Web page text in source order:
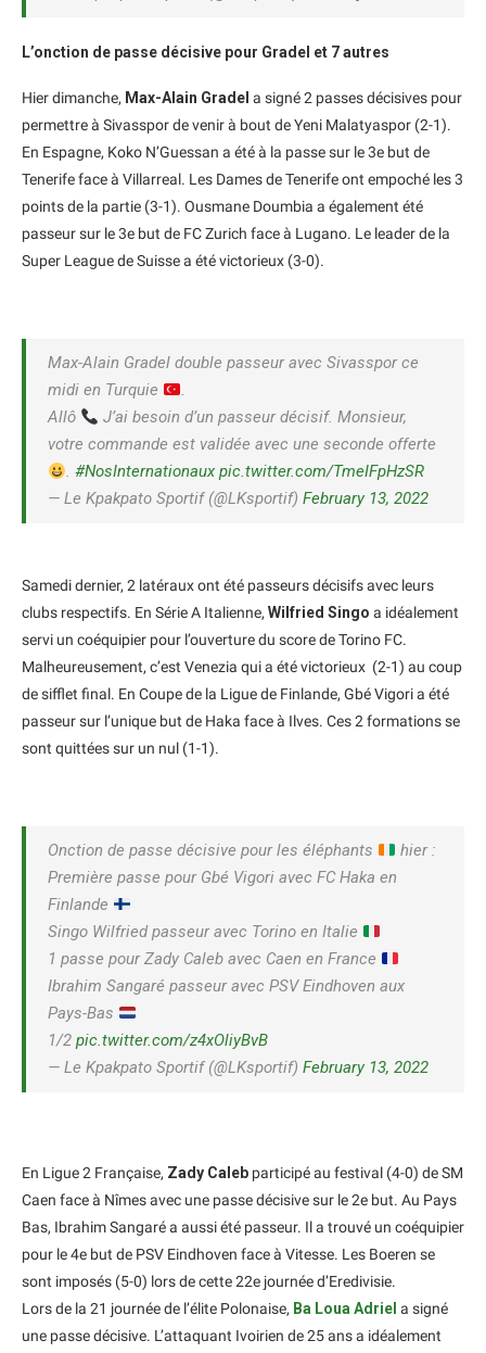
L’onction de passe décisive pour Gradel et 7 autres
Hier dimanche, Max-Alain Gradel a signé 2 passes décisives pour
permettre à Sivasspor de venir à bout de Yeni Malatyaspor (2-1).
En Espagne, Koko N’Guessan a été à la passe sur le 3e but de
Tenerife face à Villarreal. Les Dames de Tenerife ont empoché les 3
points de la partie (3-1). Ousmane Doumbia a également été
passeur sur le 3e but de FC Zurich face à Lugano. Le leader de la
Super League de Suisse a été victorieux (3-0).
Max-Alain Gradel double passeur avec Sivasspor ce
midi en Turquie
.
Allô
J’ai besoin d’un passeur décisif. Monsieur,
votre commande est validée avec une seconde offerte
.#NosInternationaux pic.twitter.com/TmeIFpHzSR
— Le Kpakpato Sportif (@LKsportif) February 13, 2022
Samedi dernier, 2 latéraux ont été passeurs décisifs avec leurs
clubs respectifs. En Série A Italienne, Wilfried Singo a idéalement
servi un coéquipier pour l’ouverture du score de Torino FC.
Malheureusement, c’est Venezia qui a été victorieux (2-1) au coup
de sifflet final. En Coupe de la Ligue de Finlande, Gbé Vigori a été
passeur sur l’unique but de Haka face à Ilves. Ces 2 formations se
sont quittées sur un nul (1-1).
Onction de passe décisive pour les éléphants
hier :
Première passe pour Gbé Vigori avec FC Haka en
Finlande
Singo Wilfried passeur avec Torino en Italie
1 passe pour Zady Caleb avec Caen en France
Ibrahim Sangaré passeur avec PSV Eindhoven aux
Pays-Bas
1/2 pic.twitter.com/z4xOliyBvB
— Le Kpakpato Sportif (@LKsportif) February 13, 2022
En Ligue 2 Française, Zady Caleb participé au festival (4-0) de SM
Caen face à Nîmes avec une passe décisive sur le 2e but. Au Pays
Bas, Ibrahim Sangaré a aussi été passeur. Il a trouvé un coéquipier
pour le 4e but de PSV Eindhoven face à Vitesse. Les Boeren se
sont imposés (5-0) lors de cette 22e journée d’Eredivisie.
Lors de la 21 journée de l’élite Polonaise, Ba Loua Adriel a signé
une passe décisive. L’attaquant Ivoirien de 25 ans a idéalement